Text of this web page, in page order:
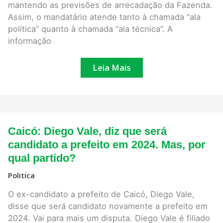
mantendo as previsões de arrecadação da Fazenda.
Assim, o mandatário atende tanto à chamada “ala
política” quanto à chamada “ala técnica”. A
informação
Leia Mais
Caicó: Diego Vale, diz que será
candidato a prefeito em 2024. Mas, por
qual partido?
Politica
O ex-candidato a prefeito de Caicó, Diego Vale,
disse que será candidato novamente a prefeito em
2024. Vai para mais um disputa. Diego Vale é filiado
Caicó:
Diego
Vale,
diz
prefeito
em
2024.
Mas,